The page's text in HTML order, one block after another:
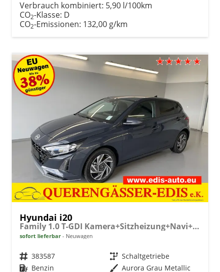
Verbrauch kombiniert: 5,90 l/100km
CO2-Klasse: D
CO2-Emissionen: 132,00 g/km
Hyundai i20
Family 1.0 T-GDI Kamera+Sitzheizung+Navi+Alu16+PDC+App-Connect
sofort lieferbar Neuwagen
Fahrzeugnr. 383587 Getriebe Schaltgetriebe
Kraftstoff Benzin Außenfarbe Aurora Grau Metallic